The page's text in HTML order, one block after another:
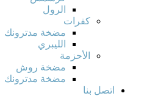
الرول
كفرات
مضخة مدترونك
الليبري
الأحزمة
مضخة روش
مضخة مدترونك
اتصل بنا